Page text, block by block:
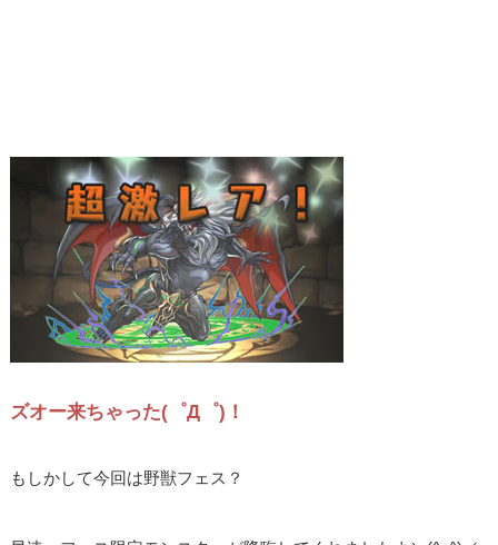
ズオー来ちゃった(゜Д゜)！
もしかして今回は野獣フェス？